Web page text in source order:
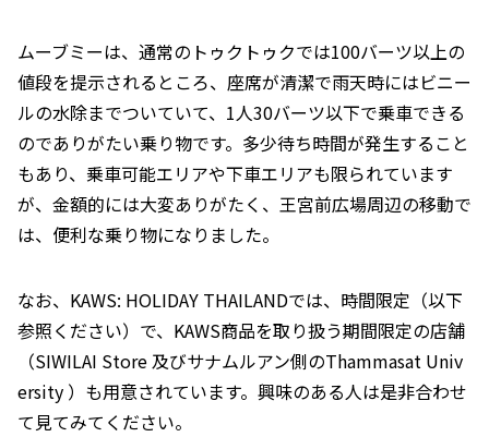
ムーブミーは、通常のトゥクトゥクでは100バーツ以上の
値段を提示されるところ、座席が清潔で雨天時にはビニー
ルの水除までついていて、1人30バーツ以下で乗車できる
のでありがたい乗り物です。多少待ち時間が発生すること
もあり、乗車可能エリアや下車エリアも限られています
が、金額的には大変ありがたく、王宮前広場周辺の移動で
は、便利な乗り物になりました。
なお、KAWS: HOLIDAY THAILANDでは、時間限定（以下
参照ください）で、KAWS商品を取り扱う期間限定の店舗
（SIWILAI Store 及びサナムルアン側のThammasat Univ
ersity ）も用意されています。興味のある人は是非合わせ
て見てみてください。